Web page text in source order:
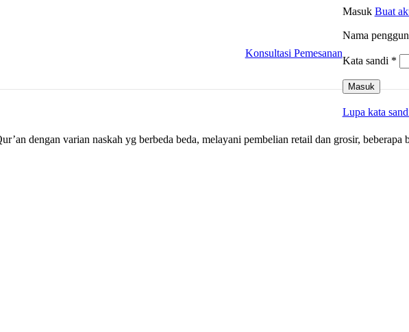
Konsultasi Pemesanan
Masuk Buat
Nama
Kata sandi *
Masuk
Lupa kata
dengan varian naskah yg berbeda beda, melayani pembelian retail dan grosir,